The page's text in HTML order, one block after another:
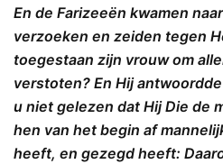
En de Farizeeën kwamen
verzoeken en zeiden tegen
toegestaan zijn vrouw om
verstoten? En Hij
u niet gelezen dat Hij Die de
hen van het begin af
heeft, en gezegd heeft: